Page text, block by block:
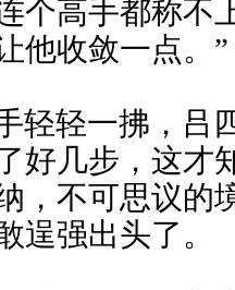
个高手都称不
他收敛一点。”
轻轻一拂，吕
好几步，这才
，不可思议的
逞强出头了。